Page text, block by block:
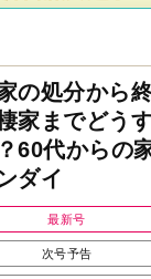
耳にすっぽり！オーテ
ィコン補聴器、新しい
の「オーティコン ジー
ル」を発売